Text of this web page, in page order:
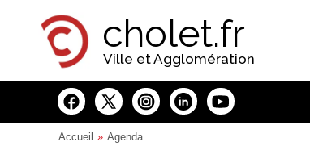
cholet.fr
Ville et Agglomération
Accueil Agenda